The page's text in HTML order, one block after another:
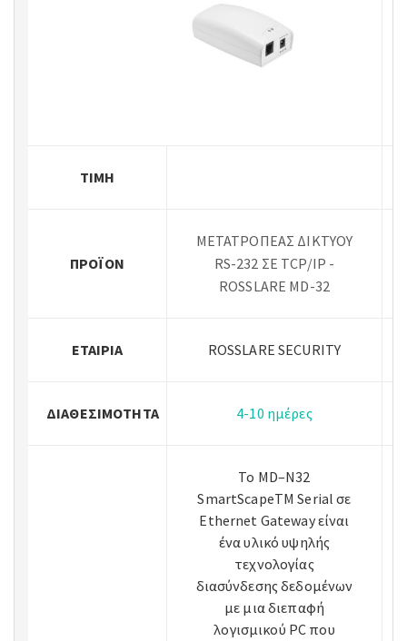
ΤΙΜΉ
ΠΡΟΪΌΝ
ΜΕΤΑΤΡΟΠΕΑΣ ΔΙΚΤΥΟΥ
RS-232 ΣΕ TCP/IP -
ROSSLARE MD-32
ΕΤΑΙΡΊΑ ROSSLARE SECURITY
ΔΙΑΘΕΣΙΜΌΤΗΤΑ 4-10 ημέρες
Το MD–N32
SmartScapeTM Serial σε
Ethernet Gateway είναι
ένα υλικό υψηλής
τεχνολογίας
διασύνδεσης δεδομένων
με μια διεπαφή
λογισμικού PC που